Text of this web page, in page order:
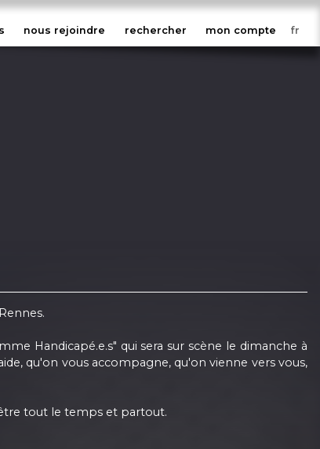
nous rejoindre rechercher mon compte
Handicapé.e.s" qui sera sur scène le dimanche à
qu'on vous accompagne, qu'on vienne vers vous,
tout le temps et partout.